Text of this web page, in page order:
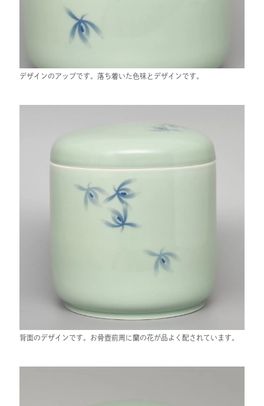
デザインのアップです。落ち着いた色味とデザインです。
背面のデザインです。お骨壺前周に蘭の花が品よく配されています。